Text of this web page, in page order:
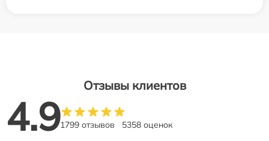
Отзывы клиентов
4.91799 отзывов 5358 оценок